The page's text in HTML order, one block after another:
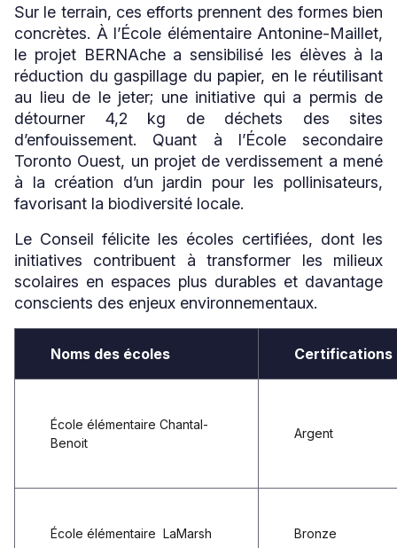
Sur le terrain, ces efforts prennent des formes bien
concrètes. À l’École élémentaire Antonine-Maillet,
le projet BERNAche a sensibilisé les élèves à la
réduction du gaspillage du papier, en le réutilisant
au lieu de le jeter; une initiative qui a permis de
détourner 4,2 kg de déchets des sites
d’enfouissement. Quant à l’École secondaire
Toronto Ouest, un projet de verdissement a mené
à la création d’un jardin pour les pollinisateurs,
favorisant la biodiversité locale.
Le Conseil félicite les écoles certifiées, dont les
initiatives contribuent à transformer les milieux
scolaires en espaces plus durables et davantage
conscients des enjeux environnementaux.
Noms des écoles Certifications
École élémentaire Chantal-
Benoit
Argent
École élémentaire LaMarsh Bronze